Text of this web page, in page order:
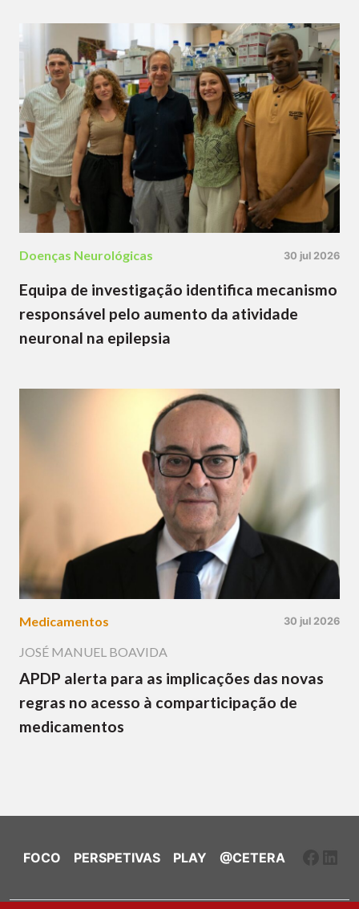
Doenças Neurológicas 30 jul 2026
Equipa de investigação identifica mecanismo
responsável pelo aumento da atividade
neuronal na epilepsia
Medicamentos 30 jul 2026
JOSÉ MANUEL BOAVIDA
APDP alerta para as implicações das novas
regras no acesso à comparticipação de
medicamentos
FOCO PERSPETIVAS PLAY @CETERA